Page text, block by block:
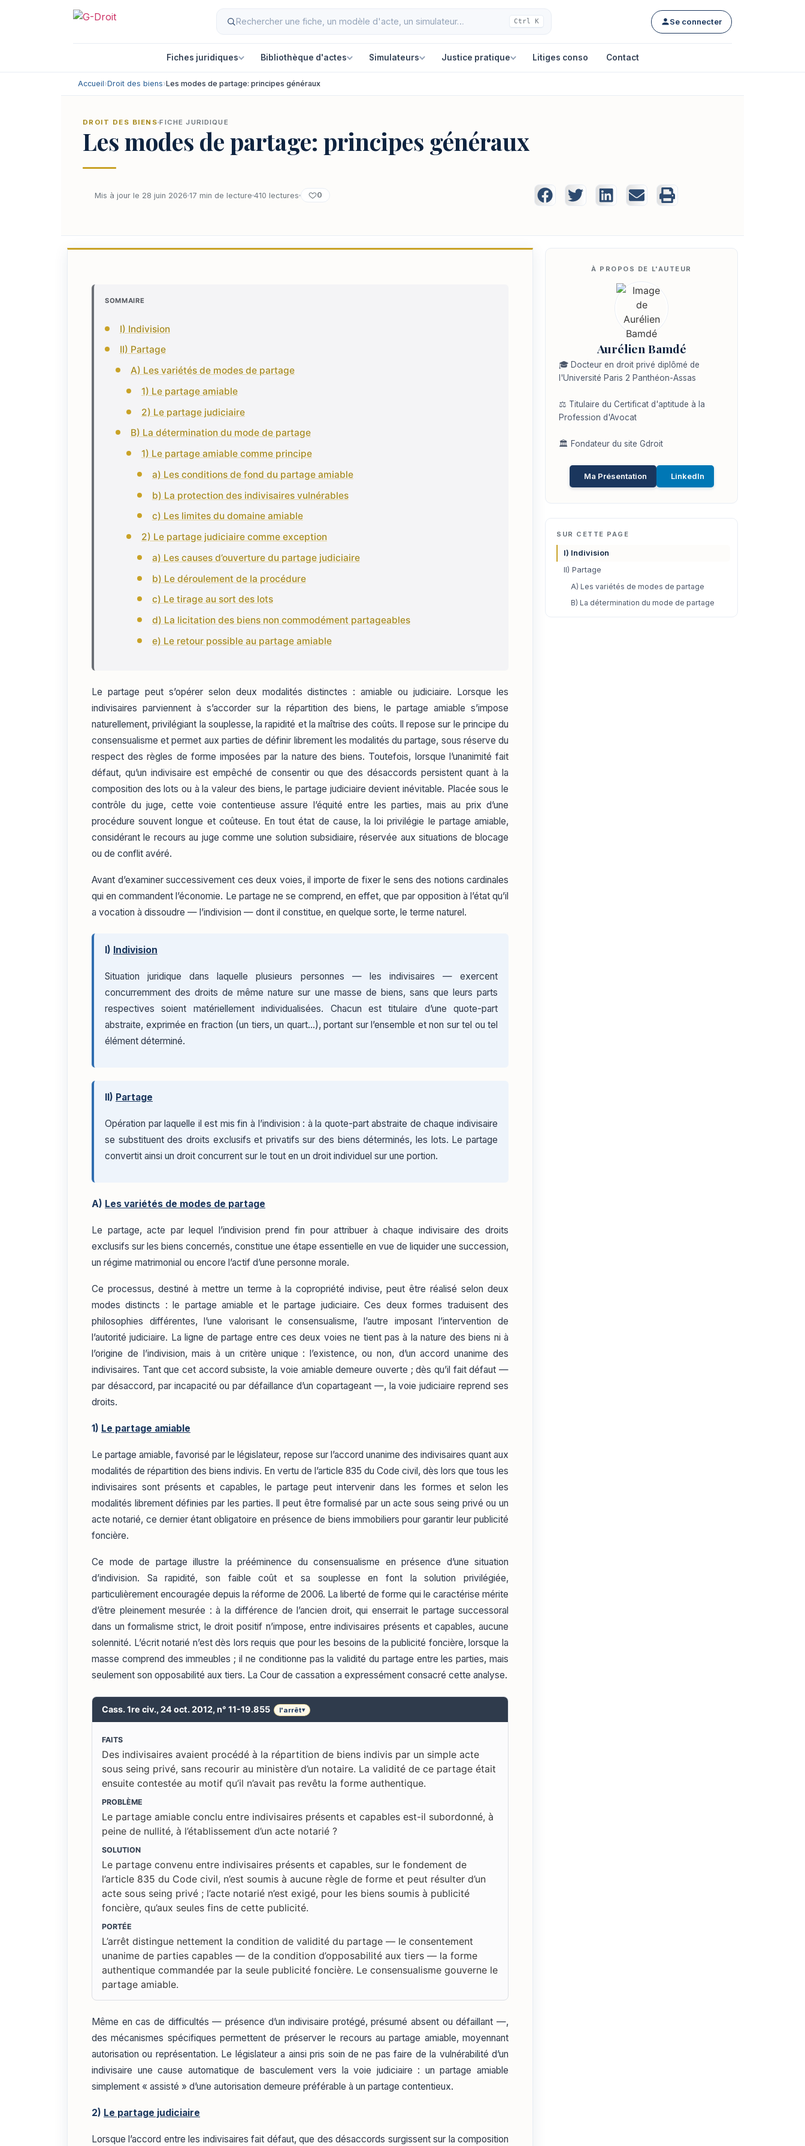
Ctrl K Se connecter
Fiches juridiques Bibliothèque d'actes Simulateurs Justice pratique Litiges conso Contact
Accueil›Droit des biens›Les modes de partage: principes généraux
DROIT DES BIENS FICHE JURIDIQUE
Les modes de partage: principes généraux
Mis à jour le 28 juin 2026 17 min de lecture 410 lectures 0
SOMMAIRE
I) Indivision
II) Partage
A) Les variétés de modes de partage
1) Le partage amiable
2) Le partage judiciaire
B) La détermination du mode de partage
1) Le partage amiable comme principe
a) Les conditions de fond du partage amiable
b) La protection des indivisaires vulnérables
c) Les limites du domaine amiable
2) Le partage judiciaire comme exception
a) Les causes d’ouverture du partage judiciaire
b) Le déroulement de la procédure
c) Le tirage au sort des lots
d) La licitation des biens non commodément partageables
e) Le retour possible au partage amiable
Le partage peut s’opérer selon deux modalités distinctes : amiable ou judiciaire. Lorsque les
indivisaires parviennent à s’accorder sur la répartition des biens, le partage amiable s’impose
naturellement, privilégiant la souplesse, la rapidité et la maîtrise des coûts. Il repose sur le principe du
consensualisme et permet aux parties de définir librement les modalités du partage, sous réserve du
respect des règles de forme imposées par la nature des biens. Toutefois, lorsque l’unanimité fait
défaut, qu’un indivisaire est empêché de consentir ou que des désaccords persistent quant à la
composition des lots ou à la valeur des biens, le partage judiciaire devient inévitable. Placée sous le
contrôle du juge, cette voie contentieuse assure l’équité entre les parties, mais au prix d’une
procédure souvent longue et coûteuse. En tout état de cause, la loi privilégie le partage amiable,
considérant le recours au juge comme une solution subsidiaire, réservée aux situations de blocage
ou de conflit avéré.
Avant d’examiner successivement ces deux voies, il importe de fixer le sens des notions cardinales
qui en commandent l’économie. Le partage ne se comprend, en effet, que par opposition à l’état qu’il
a vocation à dissoudre — l’indivision — dont il constitue, en quelque sorte, le terme naturel.
I) Indivision
Situation juridique dans laquelle plusieurs personnes — les indivisaires — exercent
concurremment des droits de même nature sur une masse de biens, sans que leurs parts
respectives soient matériellement individualisées. Chacun est titulaire d’une quote-part
abstraite, exprimée en fraction (un tiers, un quart…), portant sur l’ensemble et non sur tel ou tel
élément déterminé.
II) Partage
Opération par laquelle il est mis fin à l’indivision : à la quote-part abstraite de chaque indivisaire
se substituent des droits exclusifs et privatifs sur des biens déterminés, les lots. Le partage
convertit ainsi un droit concurrent sur le tout en un droit individuel sur une portion.
A) Les variétés de modes de partage
Le partage, acte par lequel l’indivision prend fin pour attribuer à chaque indivisaire des droits
exclusifs sur les biens concernés, constitue une étape essentielle en vue de liquider une succession,
un régime matrimonial ou encore l’actif d’une personne morale.
Ce processus, destiné à mettre un terme à la copropriété indivise, peut être réalisé selon deux
modes distincts : le partage amiable et le partage judiciaire. Ces deux formes traduisent des
philosophies différentes, l’une valorisant le consensualisme, l’autre imposant l’intervention de
l’autorité judiciaire. La ligne de partage entre ces deux voies ne tient pas à la nature des biens ni à
l’origine de l’indivision, mais à un critère unique : l’existence, ou non, d’un accord unanime des
indivisaires. Tant que cet accord subsiste, la voie amiable demeure ouverte ; dès qu’il fait défaut —
par désaccord, par incapacité ou par défaillance d’un copartageant —, la voie judiciaire reprend ses
droits.
1) Le partage amiable
Le partage amiable, favorisé par le législateur, repose sur l’accord unanime des indivisaires quant aux
modalités de répartition des biens indivis. En vertu de l’article 835 du Code civil, dès lors que tous les
indivisaires sont présents et capables, le partage peut intervenir dans les formes et selon les
modalités librement définies par les parties. Il peut être formalisé par un acte sous seing privé ou un
acte notarié, ce dernier étant obligatoire en présence de biens immobiliers pour garantir leur publicité
foncière.
Ce mode de partage illustre la prééminence du consensualisme en présence d’une situation
d’indivision. Sa rapidité, son faible coût et sa souplesse en font la solution privilégiée,
particulièrement encouragée depuis la réforme de 2006. La liberté de forme qui le caractérise mérite
d’être pleinement mesurée : à la différence de l’ancien droit, qui enserrait le partage successoral
dans un formalisme strict, le droit positif n’impose, entre indivisaires présents et capables, aucune
solennité. L’écrit notarié n’est dès lors requis que pour les besoins de la publicité foncière, lorsque la
masse comprend des immeubles ; il ne conditionne pas la validité du partage entre les parties, mais
seulement son opposabilité aux tiers. La Cour de cassation a expressément consacré cette analyse.
Cass. 1re civ., 24 oct. 2012, n° 11-19.855 l'arrêt▾
FAITS
Des indivisaires avaient procédé à la répartition de biens indivis par un simple acte
sous seing privé, sans recourir au ministère d’un notaire. La validité de ce partage était
ensuite contestée au motif qu’il n’avait pas revêtu la forme authentique.
PROBLÈME
Le partage amiable conclu entre indivisaires présents et capables est-il subordonné, à
peine de nullité, à l’établissement d’un acte notarié ?
SOLUTION
Le partage convenu entre indivisaires présents et capables, sur le fondement de
l’article 835 du Code civil, n’est soumis à aucune règle de forme et peut résulter d’un
acte sous seing privé ; l’acte notarié n’est exigé, pour les biens soumis à publicité
foncière, qu’aux seules fins de cette publicité.
PORTÉE
L’arrêt distingue nettement la condition de validité du partage — le consentement
unanime de parties capables — de la condition d’opposabilité aux tiers — la forme
authentique commandée par la seule publicité foncière. Le consensualisme gouverne le
partage amiable.
Même en cas de difficultés — présence d’un indivisaire protégé, présumé absent ou défaillant —,
des mécanismes spécifiques permettent de préserver le recours au partage amiable, moyennant
autorisation ou représentation. Le législateur a ainsi pris soin de ne pas faire de la vulnérabilité d’un
indivisaire une cause automatique de basculement vers la voie judiciaire : un partage amiable
simplement « assisté » d’une autorisation demeure préférable à un partage contentieux.
2) Le partage judiciaire
Lorsque l’accord entre les indivisaires fait défaut, que des désaccords surgissent sur la composition
Aurélien Bamdé
🎓 Docteur en droit privé diplômé de
l'Université Paris 2 Panthéon-Assas
⚖️ Titulaire du Certificat d'aptitude à la
Profession d'Avocat
🏛️ Fondateur du site Gdroit
Ma Présentation LinkedIn
SUR CETTE PAGE
I) Indivision
II) Partage
A) Les variétés de modes de partage
B) La détermination du mode de partage